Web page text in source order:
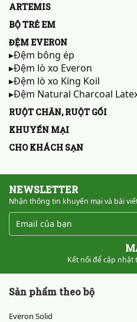
ARTEMIS
BỘ TRẺ EM
ĐỆM EVERON
▸Đệm bông ép
▸Đệm lò xo Everon
▸Đệm lò xo King Koil
▸Đệm Natural Charcoal
RUỘT CHĂN, RUỘT GỐI
KHUYẾN MẠI
CHO KHÁCH SẠN
NEWSLETTER
Nhận thông tin khuyến mại và bài
Kết nối để cập
Sản phẩm theo bộ
Everon Solid